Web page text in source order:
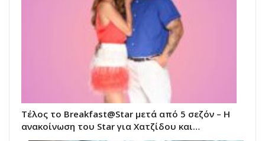
Τέλος το Breakfast@Star μετά από 5 σεζόν – Η
ανακοίνωση του Star για Χατζίδου και…